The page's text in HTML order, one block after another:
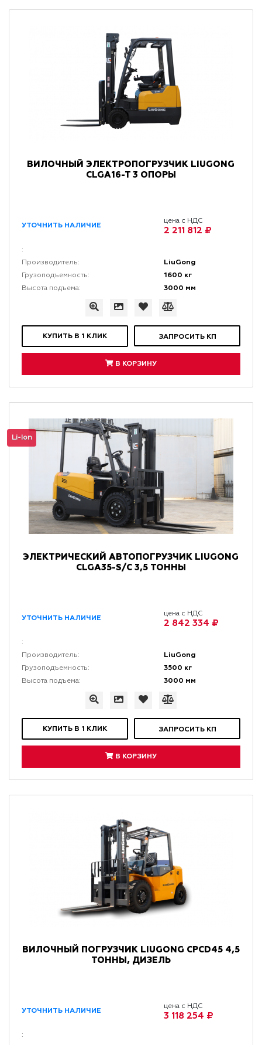
ВИЛОЧНЫЙ ЭЛЕКТРОПОГРУЗЧИК LIUGONG
CLGA16-T 3 ОПОРЫ
УТОЧНИТЬ НАЛИЧИЕ
цена с НДС
2 211 812 ₽
:
Производитель:
LiuGong
Грузоподъемность: 1600 кг
Высота подъема: 3000 мм
КУПИТЬ В 1 КЛИК ЗАПРОСИТЬ КП
В КОРЗИНУ
Li-Ion
ЭЛЕКТРИЧЕСКИЙ АВТОПОГРУЗЧИК LIUGONG
CLGA35-S/C 3,5 ТОННЫ
УТОЧНИТЬ НАЛИЧИЕ
цена с НДС
2 842 334 ₽
:
Производитель:
LiuGong
Грузоподъемность: 3500 кг
Высота подъема: 3000 мм
КУПИТЬ В 1 КЛИК ЗАПРОСИТЬ КП
В КОРЗИНУ
ВИЛОЧНЫЙ ПОГРУЗЧИК LIUGONG CPCD45 4,5
ТОННЫ, ДИЗЕЛЬ
УТОЧНИТЬ НАЛИЧИЕ
цена с НДС
3 118 254 ₽
: